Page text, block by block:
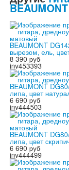
BEAUMONT
BEAUMONT
вырезом, ель,
8 390 руб
inv453393
BEAUMONT
липа, цвет
6 690 руб
inv444503
BEAUMONT
липа, цвет
6 690 руб
inv444499